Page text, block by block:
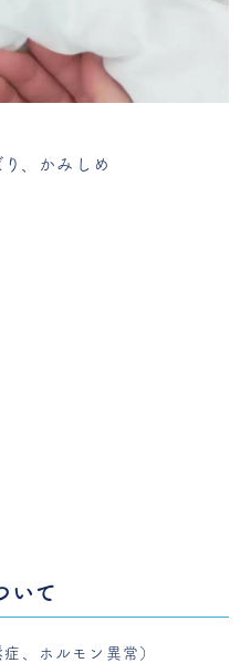
、かみしめ
いて
、ホルモン異常）